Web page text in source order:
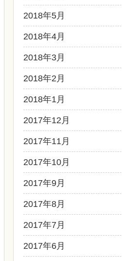
2018年5月
2018年4月
2018年3月
2018年2月
2018年1月
2017年12月
2017年11月
2017年10月
2017年9月
2017年8月
2017年7月
2017年6月